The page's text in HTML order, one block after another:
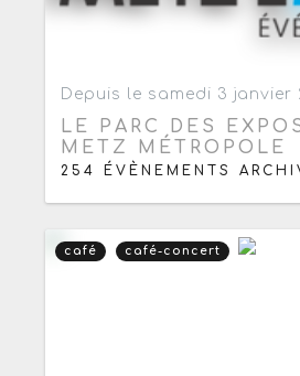
Depuis le samedi 3 janvier
LE PARC DES
METZ MÉTROPOLE
254 ÉVÈNEMENTS
café café-concert